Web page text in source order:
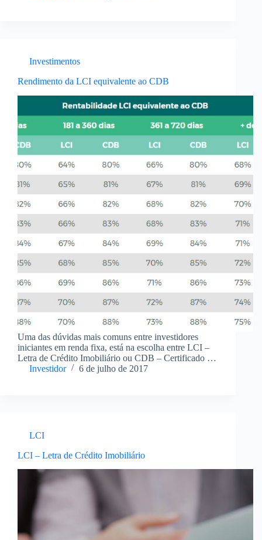
Investimentos
Rendimento da LCI equivalente ao CDB
Uma das dúvidas mais comuns entre investidores
iniciantes em renda fixa, está na escolha entre LCI –
Letra de Crédito Imobiliário ou CDB – Certificado de
Depósito Bancário para aplicação de seu dinheiro. Já
Investidor 6 de julho de 2017
LCI
LCI – Letra de Crédito Imobiliário